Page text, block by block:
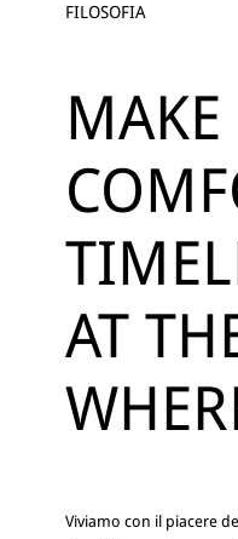
FILOSOFIA
MAKE
AT
Viviamo con il piacere